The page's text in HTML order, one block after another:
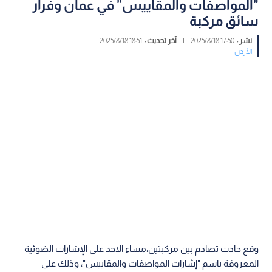
"المواصفات والمقاييس" في عمان وفرار
سائق مركبة
نشر :17:50 2025/8/18
| آخر تحديث : 18:51 2025/8/18
الأردن
وقع حادث تصادم بين مركبتين،مساء الاحد على الإشارات الضوئية
المعروفة باسم "إشارات المواصفات والمقاييس"، وذلك على